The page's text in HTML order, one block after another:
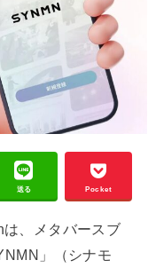
送る Pocket
、メタバースブ
」（シナモ